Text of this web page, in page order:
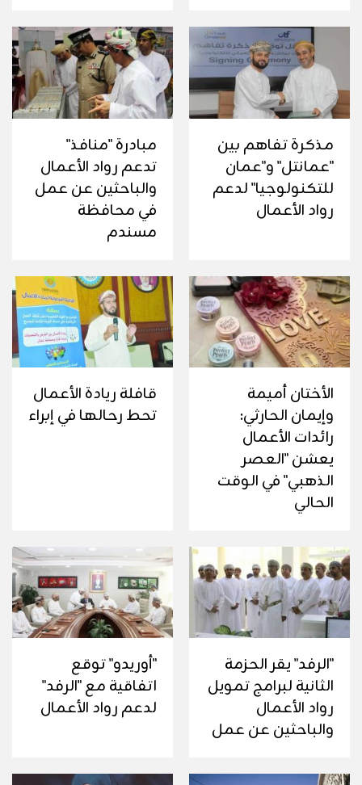
مذكرة تفاهم بين
"عمانتل" و"عمان
للتكنولوجيا" لدعم
رواد الأعمال
مبادرة "منافذ"
تدعم رواد الأعمال
والباحثين عن عمل
في محافظة
مسندم
الأختان أميمة
وإيمان الحارثي:
رائدات الأعمال
يعشن "العصر
الذهبي" في الوقت
الحالي
قافلة ريادة الأعمال
تحط رحالها في إبراء
"الرفد" يقر الحزمة
الثانية لبرامج تمويل
رواد الأعمال
والباحثين عن عمل
"أوريدو" توقع
اتفاقية مع "الرفد"
لدعم رواد الأعمال